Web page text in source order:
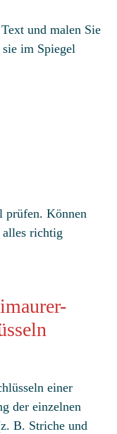
und malen Sie
sie im Spiegel
prüfen. Können
alles richtig
einer
der einzelnen
B. Striche und